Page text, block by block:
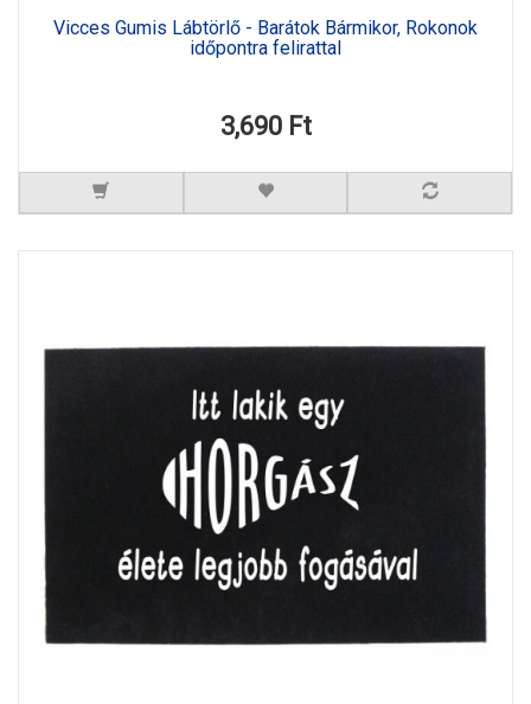
Vicces Gumis Lábtörlő - Barátok Bármikor, Rokonok
időpontra felirattal
3,690 Ft